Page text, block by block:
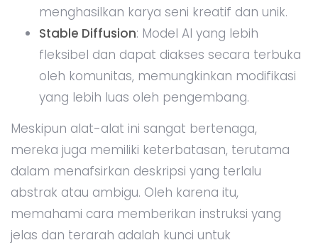
menghasilkan karya seni kreatif dan unik.
Stable Diffusion: Model AI yang lebih
fleksibel dan dapat diakses secara terbuka
oleh komunitas, memungkinkan modifikasi
yang lebih luas oleh pengembang.
Meskipun alat-alat ini sangat bertenaga,
mereka juga memiliki keterbatasan, terutama
dalam menafsirkan deskripsi yang terlalu
abstrak atau ambigu. Oleh karena itu,
memahami cara memberikan instruksi yang
jelas dan terarah adalah kunci untuk